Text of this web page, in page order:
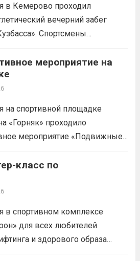
в Кемерово проходил
вечерний забег
Спортсмены
участие в забеге и заняли
призовые места:1 место —
Максим, Щербунова Милана,
место — Табакова
мероприятие на
на спортивной площадке
«Горняк» проходило
мероприятие «Подвижные
Читать дальше
класс по
в спортивном комплексе
для всех любителей
и здорового образа